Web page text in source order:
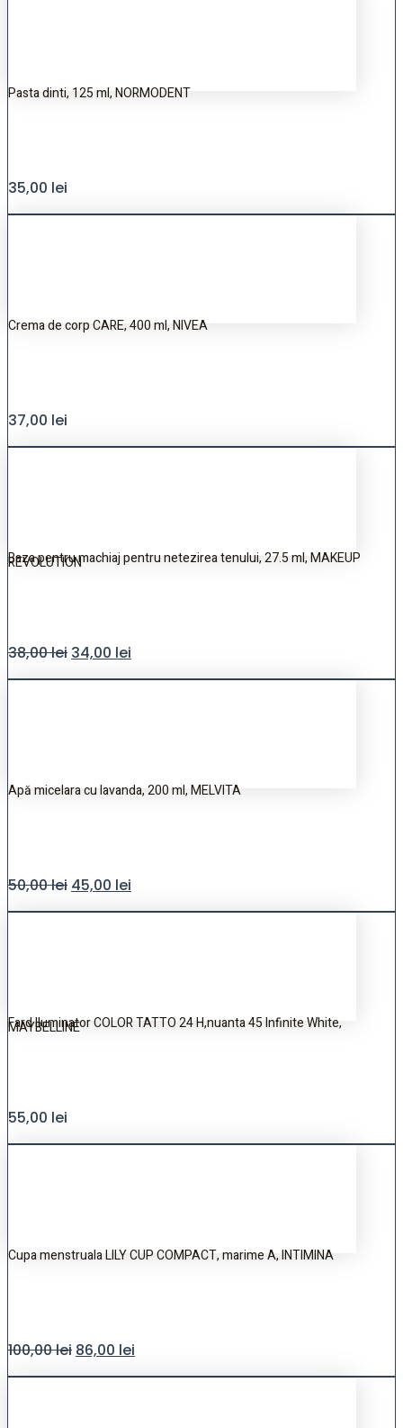
Pasta dinti, 125 ml, NORMODENT
35,00 lei
Crema de corp CARE, 400 ml, NIVEA
37,00 lei
Baza pentru machiaj pentru netezirea tenului, 27.5 ml, MAKEUP
REVOLUTION
38,00lei 34,00 lei
Apă micelara cu lavanda, 200 ml, MELVITA
50,00lei 45,00 lei
Fard Iluminator COLOR TATTO 24 H,nuanta 45 Infinite White,
MAYBELLINE
55,00 lei
Cupa menstruala LILY CUP COMPACT, marime A, INTIMINA
100,00lei 86,00 lei